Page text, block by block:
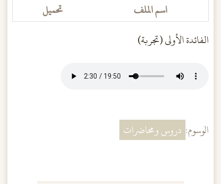
اسم الملف
تحميل
الفائدة الأولى (تجربة)
الوسوم: دروس ومحاضرات